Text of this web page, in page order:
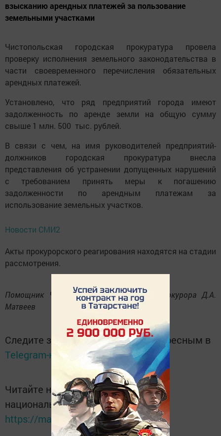
взысканию арендных платежей за пользование
земельными участками
Чистопольская городская прокуратура провела
проверку исполнения земельного законодательства в
части своевременного перечисления обязательных
арендных платежей.
Установлено, что ряд предприятий города имеют
задолженность по аренде земли на общую сумму
свыше 1 млн. 500 тыс. рублей.
В связи с чем, на имя руководителей предприятий-
должников городская прокуратура внесла
представления об устранении допущенных нарушений
с требованием принять меры к погашению
задолженности по арендным платежам за
использование земельных участков.
Новости СМИ2
Акты прокурорского реагирования находятся на стадии
рассмотрения.
Помощник Чистопольского городского прокурора Д.А.
Матвеев
Следите за самым важным и интересным в
Telegram-канале
Татмедиа
Читайте новости Татарстана в
национальном мессенджере MАХ:
https://max.ru/tatmedia